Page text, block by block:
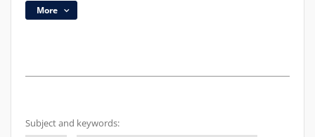
More
Subject and keywords: